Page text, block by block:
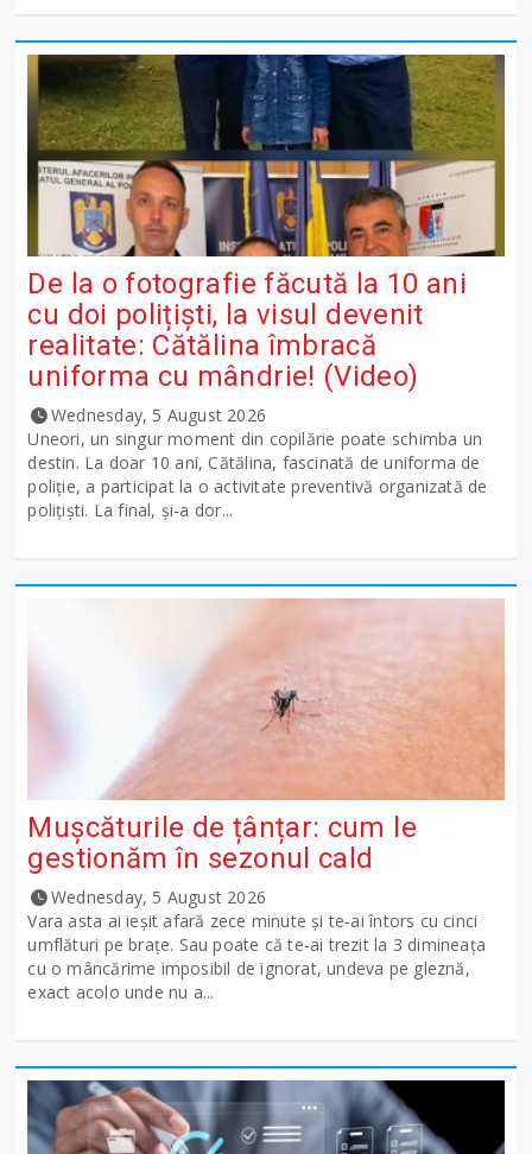
De la o fotografie făcută la 10 ani
cu doi polițiști, la visul devenit
realitate: Cătălina îmbracă
uniforma cu mândrie! (Video)
Wednesday, 5 August 2026
Uneori, un singur moment din copilărie poate schimba un
destin. La doar 10 ani, Cătălina, fascinată de uniforma de
poliție, a participat la o activitate preventivă organizată de
polițiști. La final, și-a dor...
Mușcăturile de țânțar: cum le
gestionăm în sezonul cald
Wednesday, 5 August 2026
Vara asta ai ieșit afară zece minute și te-ai întors cu cinci
umflături pe brațe. Sau poate că te-ai trezit la 3 dimineața
cu o mâncărime imposibil de ignorat, undeva pe gleznă,
exact acolo unde nu a...